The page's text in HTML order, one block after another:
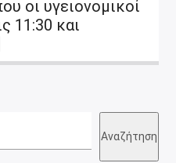
οι υγειονομικοί
11:30 και
Αναζήτηση